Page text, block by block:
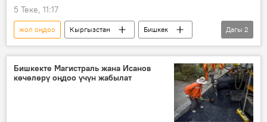
5 Теке, 11:17
жол оңдоо Кыргызстан
Бишкек
"Манас" эл аралык аэропорту
асфальт
Дагы 2
Бишкекте Магистраль жана Исанов
көчөлөрү оңдоо үчүн жабылат